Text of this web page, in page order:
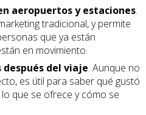
aeropuertos y estaciones.
tradicional, y permite
que ya están
en movimiento.
del viaje. Aunque no
es útil para saber qué gustó
que se ofrece y cómo se